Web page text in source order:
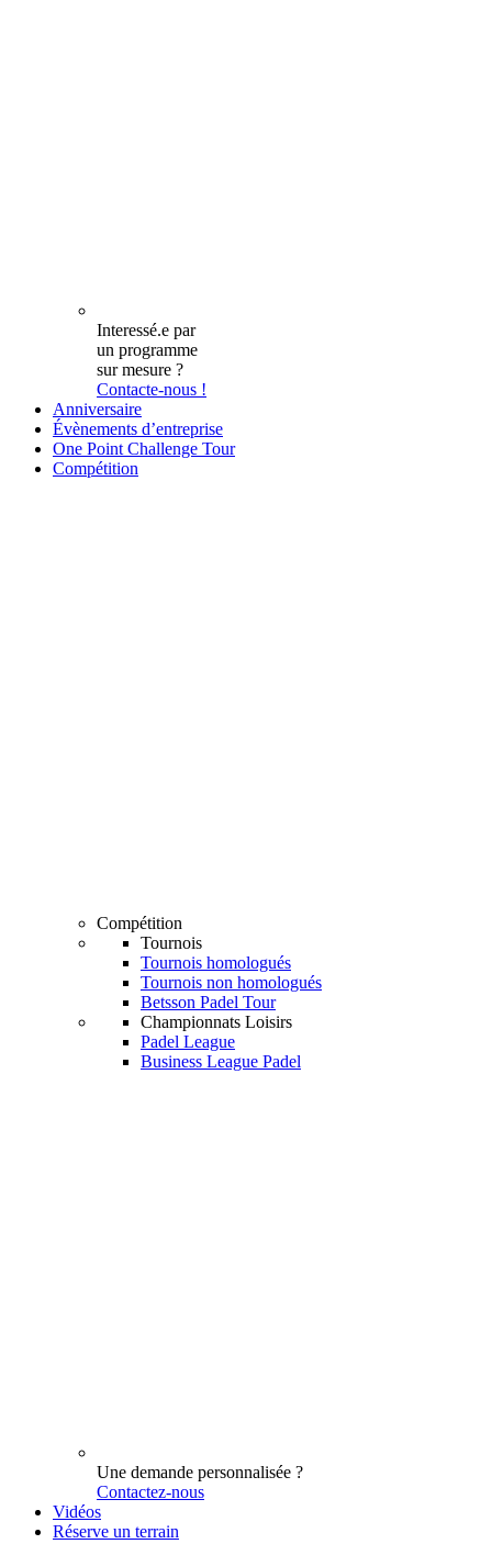
Interessé.e par
un programme
sur mesure ?
Contacte-nous !
Anniversaire
Évènements d’entreprise
One Point Challenge Tour
Compétition
Compétition
Tournois
Tournois homologués
Tournois non homologués
Betsson Padel Tour
Championnats Loisirs
Padel League
Business League Padel
Une demande personnalisée ?
Contactez-nous
Vidéos
Réserve un terrain